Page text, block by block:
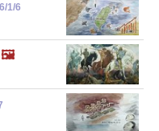
1/6
🖼️